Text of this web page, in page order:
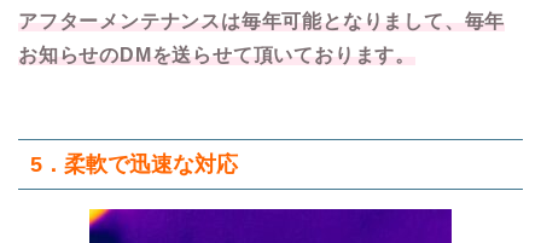
アフターメンテナンスは毎年可能となりまして、毎年
お知らせのDMを送らせて頂いております。
5．柔軟で迅速な対応